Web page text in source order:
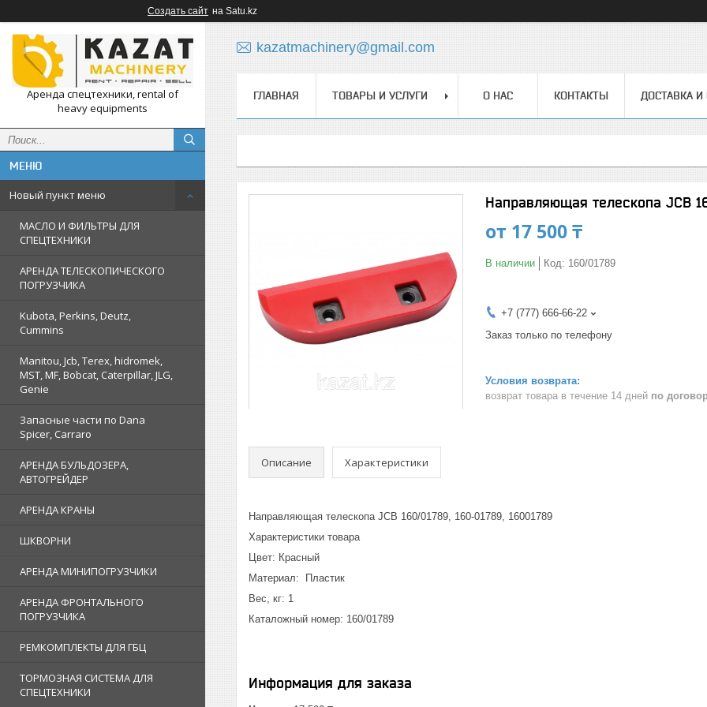
Создать сайт на Satu.kz
Аренда спецтехники, rental of
heavy equipments
Новый пункт меню
МАСЛО И ФИЛЬТРЫ ДЛЯ
СПЕЦТЕХНИКИ
АРЕНДА ТЕЛЕСКОПИЧЕСКОГО
ПОГРУЗЧИКА
Kubota, Perkins, Deutz,
Cummins
Manitou, Jcb, Terex, hidromek,
MST, MF, Bobcat, Caterpillar, JLG,
Genie
Запасные части по Dana
Spicer, Carraro
АРЕНДА БУЛЬДОЗЕРА,
АВТОГРЕЙДЕР
АРЕНДА КРАНЫ
ШКВОРНИ
АРЕНДА МИНИПОГРУЗЧИКИ
АРЕНДА ФРОНТАЛЬНОГО
ПОГРУЗЧИКА
РЕМКОМПЛЕКТЫ ДЛЯ ГБЦ
ТОРМОЗНАЯ СИСТЕМА ДЛЯ
СПЕЦТЕХНИКИ
kazatmachinery@gmail.com
ГЛАВНАЯ ТОВАРЫ И УСЛУГИ О НАС КОНТАКТЫ ДОСТАВКА И
Направляющая телескопа JCB
от 17 500 ₸
В наличии Код: 160/01789
+7 (777) 666-66-22
Заказ только по телефону
возврат товара в течение 14 дней по
Описание Характеристики
Направляющая телескопа JCB 160/01789, 160-01789, 16001789
Характеристики товара
Цвет: Красный
Материал: Пластик
Вес, кг: 1
Каталожный номер: 160/01789
Информация для заказа